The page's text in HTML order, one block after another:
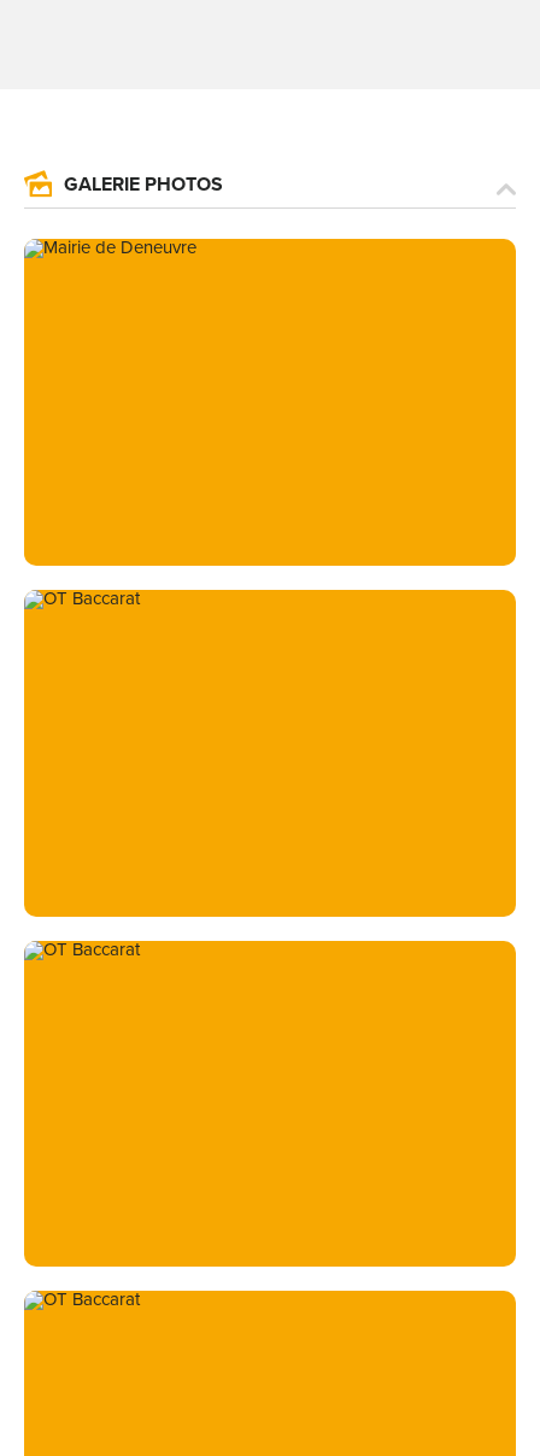
GALERIE PHOTOS